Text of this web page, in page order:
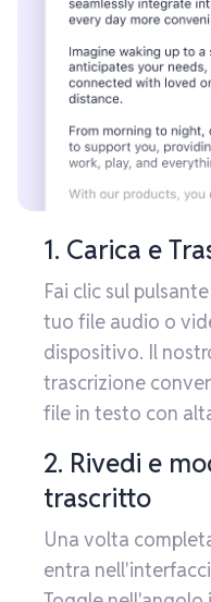
1. Carica e
Fai clic sul
tuo file audio o
dispositivo. Il
trascrizione
file in testo con
2. Rivedi e
trascritto
Una volta
entra